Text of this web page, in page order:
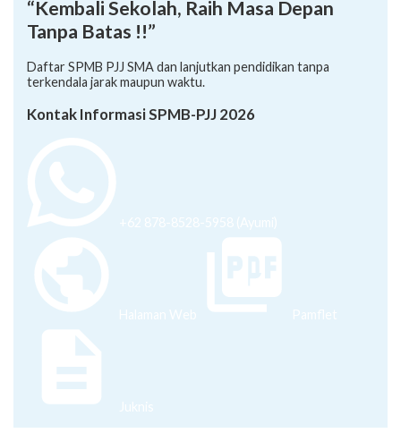
“Kembali Sekolah, Raih Masa Depan
Tanpa Batas !!”
Daftar SPMB PJJ SMA dan lanjutkan pendidikan tanpa
terkendala jarak maupun waktu.
Kontak Informasi SPMB-PJJ 2026
+62 878-8528-5958 (Ayumi)
Halaman Web Pamflet
Juknis